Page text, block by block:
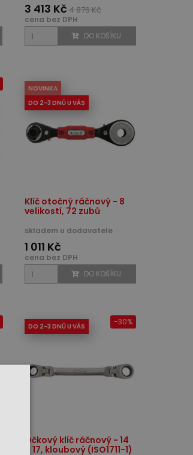
3 413 Kč4 876 Kč
cena bez DPH
DO KOŠÍKU
NOVINKA
DO 2-3 DNŮ U VÁS
Klíč otočný ráčnový - 8
velikostí, 72 zubů
skladem u dodavatele
1 011 Kč
cena bez DPH
DO KOŠÍKU
DO 2-3 DNŮ U VÁS
Očkový klíč ráčnový - 14
X 17, kloubový (ISO1711-1)
-30%